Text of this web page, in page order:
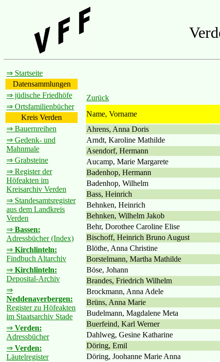
⇒ Startseite
Datensammlungen
⇒ jüdische Friedhöfe
⇒ Ortsfamilienbücher
Kreis Verden
⇒ Bauernreihen
⇒ Gedenk- und
Mahnmale
⇒ Grabsteine
⇒ Register der
Höfeakten im
Kreisarchiv Verden
⇒ Standesamtsregister
aus dem Landkreis
Verden
⇒ Bassen:
Adressbücher (Index)
⇒ Kirchlinteln:
Findbuch Altarchiv
⇒ Kirchlinteln:
Deposital-Archiv
⇒
Neddenaverbergen:
Register zu Höfeakten
im Staatsarchiv Stade
⇒ Verden:
Adressbücher
⇒ Verden:
Läutelregister
Zurück
Name, Vorname
Ahrens, Anna Doris
Arndt, Karoline Mathilde
Asendorf, Hermann
Aucamp, Marie Margarete
Badenhop, Hermann
Badenhop, Wilhelm
Bass, Heinrich
Behnken, Heinrich
Behnken, Wilhelm Jakob
Behr, Dorothee Caroline Elise
Bischoff, Heinrich Bruno August
Blöthe, Anna Christine
Borstelmann, Martha Mathilde
Böse, Johann
Brandes, Friedrich Wilhelm
Brockmann, Anna Adele
Brüns, Anna Marie
Budelmann, Magdalene Meta
Buerfeind, Karl Werner
Dahlweg, Gesine Katharine
Döring, Emil
Döring, Joohanne Marie Anna